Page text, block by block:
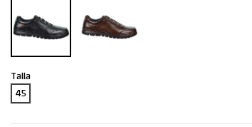
Talla
45